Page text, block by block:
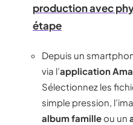
production avec
étape
Depuis un
via l’application
Sélectionnez les
simple pression,
album familleou un